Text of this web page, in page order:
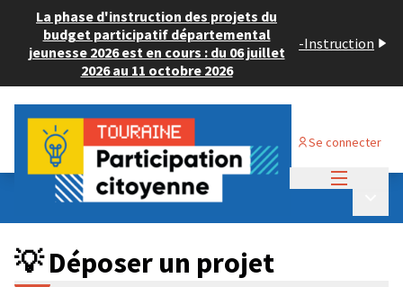
La phase d'instruction des projets du
budget participatif départemental
jeunesse 2026 est en cours : du 06 juillet
2026 au 11 octobre 2026
-Instruction
Se connecter
Budget Participatif ADULTE 2024
💡 Déposer un projet
💡 Déposer un projet